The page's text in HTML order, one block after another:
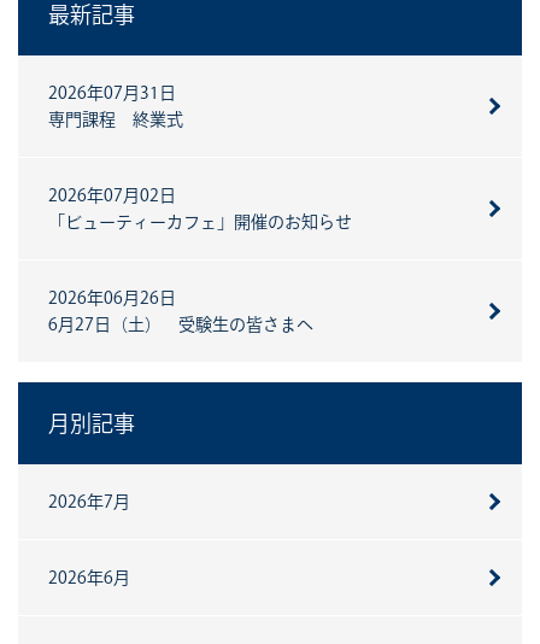
最新記事
2026年07月31日
専門課程 終業式
2026年07月02日
「ビューティーカフェ」開催のお知らせ
2026年06月26日
6月27日（土） 受験生の皆さまへ
月別記事
2026年7月
2026年6月